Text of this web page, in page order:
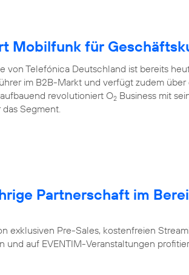
Mobilfunk für
von Telefónica Deutschland ist bereits
im B2B-Markt und verfügt zudem über
revolutioniert O2 Business mit
Segment.
Partnerschaft im
exklusiven Pre-Sales, kostenfreien
und auf EVENTIM-Veranstaltungen